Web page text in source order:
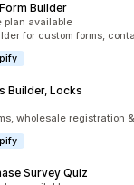
Builder
plan available
for custom forms,
Builder, Locks
wholesale registration
Survey Quiz